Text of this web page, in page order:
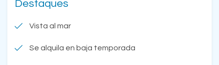
Destaques
Vista al mar
Se alquila en baja temporada